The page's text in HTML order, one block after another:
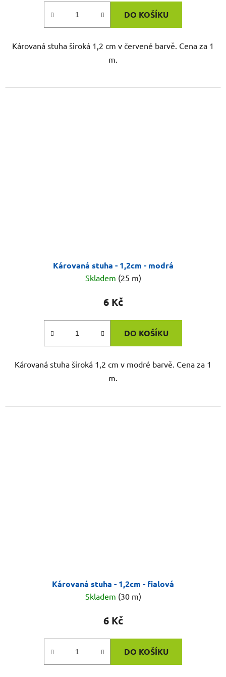
DO KOŠÍKU
Károvaná stuha široká 1,2 cm v červené barvě. Cena za 1
m.
Károvaná stuha - 1,2cm - modrá
Skladem (25 m)
6 Kč
DO KOŠÍKU
Károvaná stuha široká 1,2 cm v modré barvě. Cena za 1
m.
Károvaná stuha - 1,2cm - fialová
Skladem (30 m)
6 Kč
DO KOŠÍKU